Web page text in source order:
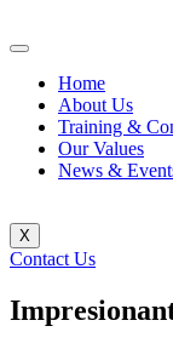
Home
About Us
Training &
Our Values
News &
X
Contact Us